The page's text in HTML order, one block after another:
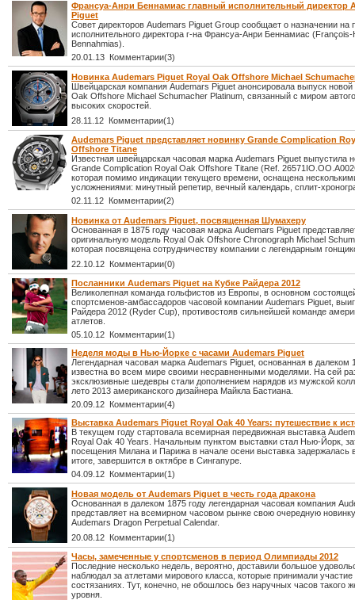
Франсуа-Анри Беннамиас главный исполнительный директор
Piguet
Совет директоров Audemars Piguet Group сообщает о назначении на
исполнительного директора г-на Франсуа-Анри Беннамиас
Bennahmias).
20.01.13 Комментарии(3)
Новинка Audemars Piguet Royal Oak Offshore Michael
Швейцарская компания Audemars Piguet анонсировала выпуск
Oak Offshore Michael Schumacher Platinum, связанный с миром
высоких скоростей.
28.11.12 Комментарии(1)
Audemars Piguet представляет новинку Grande Complication
Offshore Titane
Известная швейцарская часовая марка Audemars Piguet выпустила
Grande Complication Royal Oak Offshore Titane (Ref.
которая помимо индикации текущего времени, оснащена
усложнениями: минутный репетир, вечный календарь, сплит-
02.11.12 Комментарии(2)
Новинка от Audemars Piguet, посвященная Шумахеру
Основанная в 1875 году часовая марка Audemars Piguet
оригинальную модель Royal Oak Offshore Chronograph Michael
которая посвящена сотрудничеству компании с легендарным
22.10.12 Комментарии(0)
Посланники Audemars Piguet на Кубке Райдера 2012
Великолепная команда гольфистов из Европы, в основном
спортсменов-амбассадоров часовой компании Audemars Piguet,
Райдера 2012 (Ryder Cup), противостояв сильнейшей команде
атлетов.
05.10.12 Комментарии(1)
Неделя моды в Нью-Йорке с часами Audemars Piguet
Легендарная часовая марка Audemars Piguet, основанная в далеком
известна во всем мире своими несравненными моделями. На сей
эксклюзивные шедевры стали дополнением нарядов из мужской
лето 2013 американского дизайнера Майкла Бастиана.
20.09.12 Комментарии(4)
Выставка Audemars Piguet Royal Oak 40 Years: путешествие к
В текущем году стартовала всемирная передвижная выставка
Royal Oak 40 Years. Начальным пунктом выставки стал Нью-Йорк,
посещения Милана и Парижа в начале осени выставка задержалась
итоге, завершится в октябре в Сингапуре.
04.09.12 Комментарии(1)
Новая модель от Audemars Piguet в честь года дракона
Основанная в далеком 1875 году легендарная часовая компания
представляет на всемирном часовом рынке свою очередную
Audemars Dragon Perpetual Calendar.
20.08.12 Комментарии(1)
Часы, замеченные у спортсменов в период Олимпиады 2012
Последние несколько недель, вероятно, доставили большое
наблюдал за атлетами мирового класса, которые принимали
состязаниях. Тут, конечно, не обошлось без наручных часов такого
уровня.